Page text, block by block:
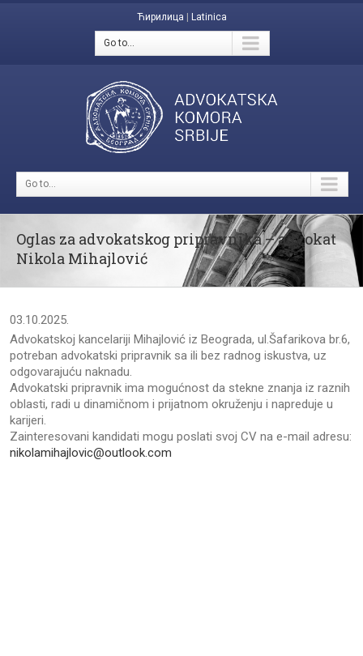
Ћирилица Latinica
Go to...
Go to...
Oglas za advokatskog pripravnika – advokat
Nikola Mihajlović
03.10.2025.
Advokatskoj kancelariji Mihajlović iz Beograda, ul.Šafarikova br.6,
potreban advokatski pripravnik sa ili bez radnog iskustva, uz
odgovarajuću naknadu.
Advokatski pripravnik ima mogućnost da stekne znanja iz raznih
oblasti, radi u dinamičnom i prijatnom okruženju i napreduje u
karijeri.
Zainteresovani kandidati mogu poslati svoj CV na e-mail adresu:
nikolamihajlovic@outlook.com